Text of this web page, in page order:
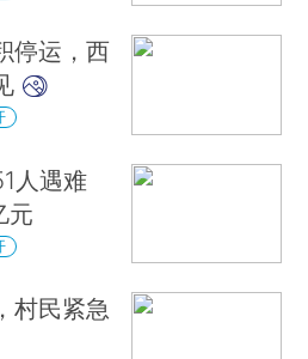
停运，西
人遇难
元
村民紧急